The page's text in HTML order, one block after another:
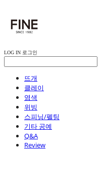
LOG IN 로그인
뜨개
클레이
염색
위빙
스피닝/펠팅
기타 공예
Q&A
Review